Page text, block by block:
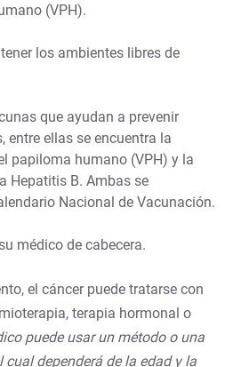
(VPH).
los ambientes libres de
que ayudan a prevenir
entre ellas se encuentra la
papiloma humano (VPH) y la
Hepatitis B. Ambas se
Nacional de Vacunación.
médico de cabecera.
el cáncer puede tratarse con
terapia hormonal o
puede usar un método o una
dependerá de la edad y la